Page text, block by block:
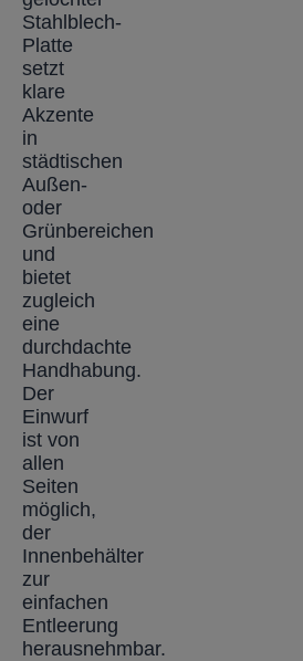
Stahlblech-
Platte
setzt
klare
Akzente
in
städtischen
Außen-
oder
Grünbereichen
und
bietet
zugleich
eine
durchdachte
Handhabung.
Der
Einwurf
ist von
allen
Seiten
möglich,
der
Innenbehälter
zur
einfachen
Entleerung
herausnehmbar.